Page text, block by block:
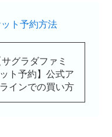
ト予約方法
グラダファミ
ト予約】公式ア
インでの買い方